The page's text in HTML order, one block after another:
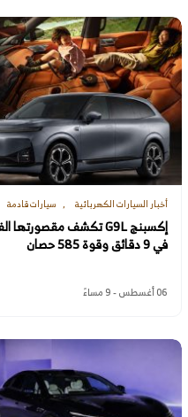
أخبار السيارات الكهربائية سيارات قادمة
في 9 دقائق وقوة 585 حصان
06 أغسطس - 9 مساءً